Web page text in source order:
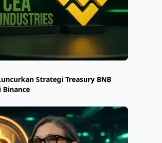
Strategi Treasury BNB
Binance